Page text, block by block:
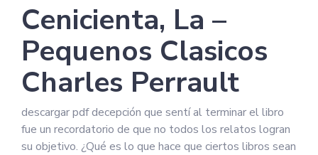
Cenicienta, La –
Pequenos Clasicos
Charles Perrault
descargar pdf decepción que sentí al terminar el libro
fue un recordatorio de que no todos los relatos logran
su objetivo. ¿Qué es lo que hace que ciertos libros sean